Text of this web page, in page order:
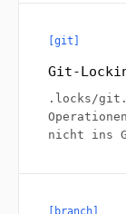
[git]
Git-
.locks/
nicht ins
[branch]